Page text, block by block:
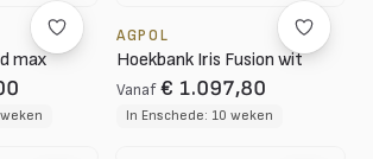
max
AGPOL
Hoekbank Iris Fusion wit
Vanaf € 1.097,80
In Enschede: 10 weken